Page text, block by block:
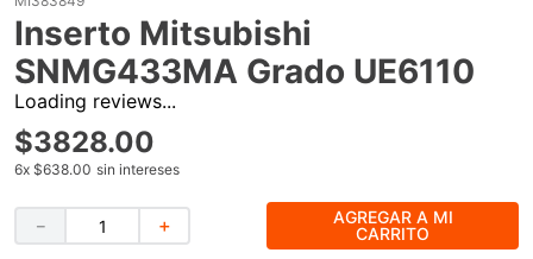
Inserto Mitsubishi
SNMG433MA Grado UE6110
Loading reviews...
$3828.00
6x $638.00 sin intereses
＋
－
AGREGAR A MI
CARRITO
5.
interruptor
6 .
lenox
ke500
-cut